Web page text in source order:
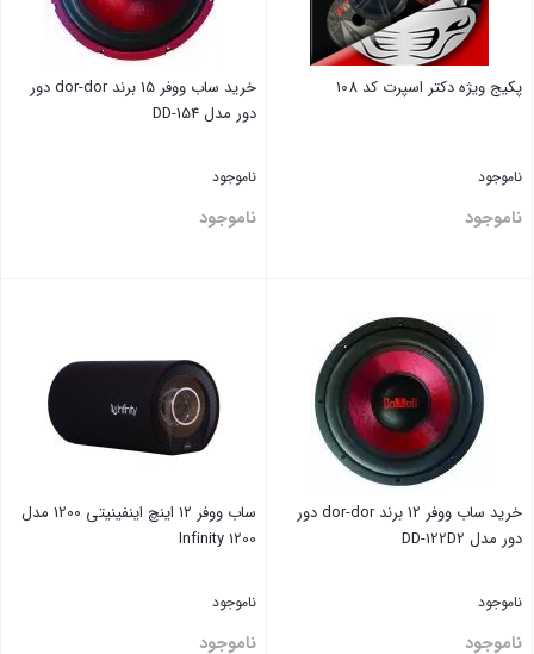
پکیج ویژه دکتر اسپرت کد 108
ناموجود
ناموجود
خرید ساب ووفر 15 برند dor-dor دور
دور مدل DD-154
ناموجود
ناموجود
خرید ساب ووفر 12 برند dor-dor دور
دور مدل DD-122D2
ناموجود
ناموجود
ساب ووفر ۱۲ اینچ اینفینیتی 1200 مدل
Infinity 1200
ناموجود
ناموجود